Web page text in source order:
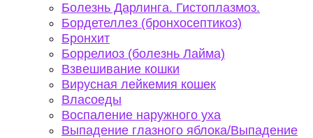
Болезнь Дарлинга. Гистоплазмоз.
Бордетеллез (бронхосептикоз)
Бронхит
Боррелиоз (болезнь Лайма)
Взвешивание кошки
Вирусная лейкемия кошек
Власоеды
Воспаление наружного уха
Выпадение глазного яблока/Выпадение